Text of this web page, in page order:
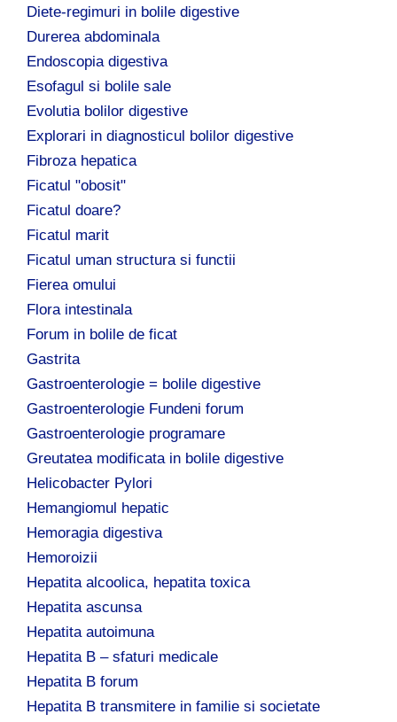
Diete-regimuri in bolile digestive
Durerea abdominala
Endoscopia digestiva
Esofagul si bolile sale
Evolutia bolilor digestive
Explorari in diagnosticul bolilor digestive
Fibroza hepatica
Ficatul "obosit"
Ficatul doare?
Ficatul marit
Ficatul uman structura si functii
Fierea omului
Flora intestinala
Forum in bolile de ficat
Gastrita
Gastroenterologie = bolile digestive
Gastroenterologie Fundeni forum
Gastroenterologie programare
Greutatea modificata in bolile digestive
Helicobacter Pylori
Hemangiomul hepatic
Hemoragia digestiva
Hemoroizii
Hepatita alcoolica, hepatita toxica
Hepatita ascunsa
Hepatita autoimuna
Hepatita B – sfaturi medicale
Hepatita B forum
Hepatita B transmitere in familie si societate